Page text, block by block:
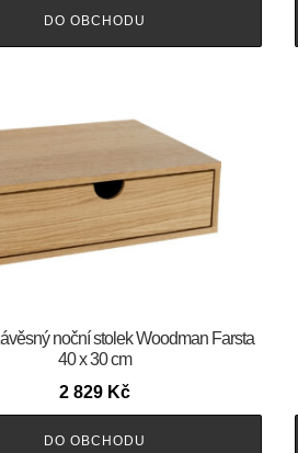
DO OBCHODU
noční stolek Woodman Farsta
40 x 30 cm
2 829 Kč
DO OBCHODU